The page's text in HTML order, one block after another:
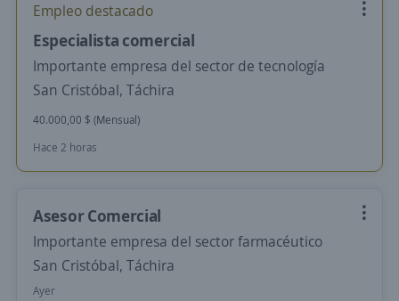
Empleo destacado
Especialista comercial
Importante empresa del sector de tecnología
San Cristóbal, Táchira
40.000,00 $ (Mensual)
Hace 2 horas
Asesor Comercial
Importante empresa del sector farmacéutico
San Cristóbal, Táchira
Ayer